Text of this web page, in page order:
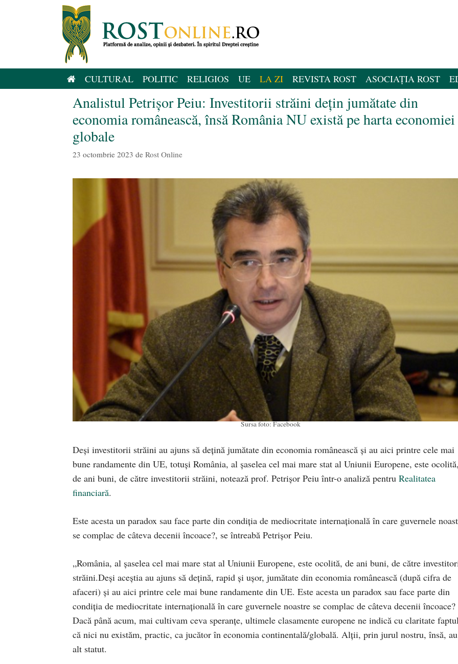
CULTURAL POLITIC RELIGIOS UE LA ZI REVISTA ROST ASOCIAȚIA ROST
Analistul Petrișor Peiu: Investitorii străini dețin jumătate din
economia românească, însă România NU există pe harta economiei
globale
23 octombrie 2023 de Rost Online
Sursa foto: Facebook
Deși investitorii străini au ajuns să dețină jumătate din economia românească și au aici printre cele mai
bune randamente din UE, totuși România, al șaselea cel mai mare stat al Uniunii Europene, este
de ani buni, de către investitorii străini, notează prof. Petrișor Peiu într-o analiză pentru Realitatea
financiară.
Este acesta un paradox sau face parte din condiția de mediocritate internațională în care guvernele
se complac de câteva decenii încoace?, se întreabă Petrișor Peiu.
„România, al șaselea cel mai mare stat al Uniunii Europene, este ocolită, de ani buni, de către
străini.Deși aceștia au ajuns să dețină, rapid și ușor, jumătate din economia românească (după cifra de
afaceri) și au aici printre cele mai bune randamente din UE. Este acesta un paradox sau face parte din
condiția de mediocritate internațională în care guvernele noastre se complac de câteva decenii încoace?
Dacă până acum, mai cultivam ceva speranțe, ultimele clasamente europene ne indică cu claritate
că nici nu existăm, practic, ca jucător în economia continentală/globală. Alții, prin jurul nostru, însă, au
alt statut.